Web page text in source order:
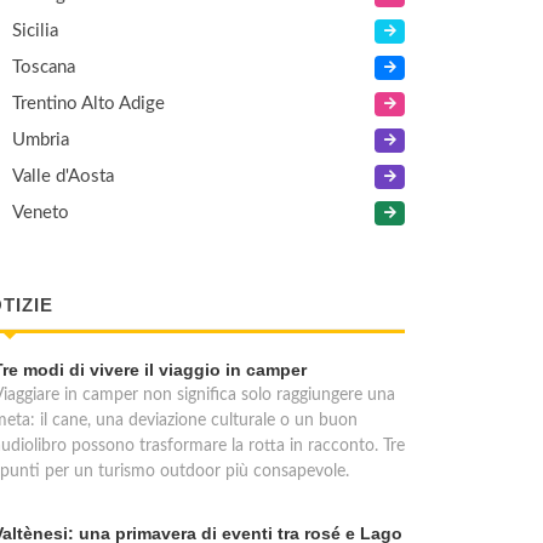
Sicilia
Toscana
Trentino Alto Adige
Umbria
Valle d'Aosta
Veneto
modi di vivere il viaggio in camper
in camper non significa solo raggiungere una
il cane, una deviazione culturale o un buon
possono trasformare la rotta in racconto. Tre
per un turismo outdoor più consapevole.
una primavera di eventi tra rosé e Lago